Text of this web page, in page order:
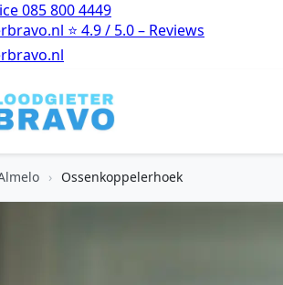
085 800 4449
⭐ 4.9 / 5.0 – Reviews
› Ossenkoppelerhoek